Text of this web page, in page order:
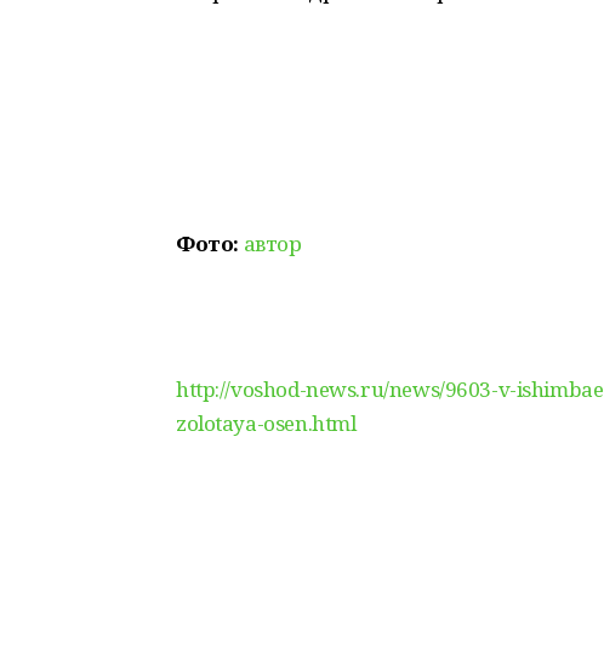
Фото: автор
http://voshod-news.ru/news/9603-v-
zolotaya-osen.html